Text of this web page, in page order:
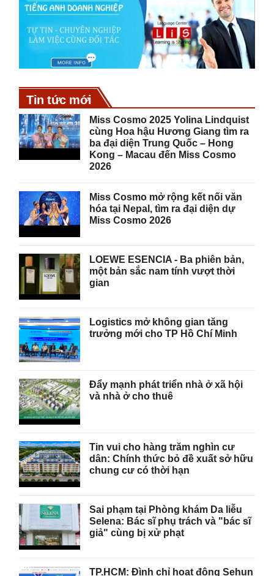
Tin tức mới
Miss Cosmo 2025 Yolina Lindquist
cùng Hoa hậu Hương Giang tìm ra
ba đại diện Trung Quốc – Hong
Kong – Macau đến Miss Cosmo
2026
Miss Cosmo mở rộng kết nối văn
hóa tại Nepal, tìm ra đại diện dự
Miss Cosmo 2026
LOEWE ESENCIA - Ba phiên bản,
một bản sắc nam tính vượt thời
gian
Logistics mở không gian tăng
trưởng mới cho TP Hồ Chí Minh
Đẩy mạnh phát triển nhà ở xã hội
và nhà ở cho thuê
Tin vui cho hàng trăm nghìn cư
dân: Chính thức bỏ đề xuất sở hữu
chung cư có thời hạn
Sai phạm tại Phòng khám Da liễu
Selena: Bác sĩ phụ trách và "bác sĩ
giả" cùng bị xử phạt
TP.HCM: Đình chỉ hoạt động Sehun